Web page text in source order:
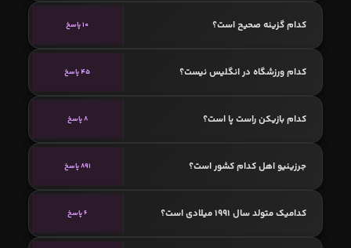
کدام گزینه صحیح است؟ 10 پاسخ
کدام ورزشگاه در انگلیس نیست؟ 45 پاسخ
کدام بازیکن راست پا است؟ 8 پاسخ
جرزینیو اهل کدام کشور است؟ 891 پاسخ
کدامیک متولد سال 1991 میلادی است؟ 6 پاسخ